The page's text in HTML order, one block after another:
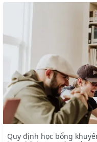
Quy định học bổng